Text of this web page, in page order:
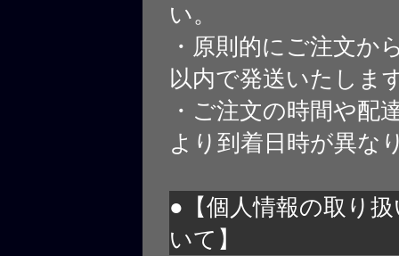
い。
・原則的にご注文か
以内で発送いたしま
・ご注文の時間や配
より到着日時が異な
●【個人情報の取り
いて】